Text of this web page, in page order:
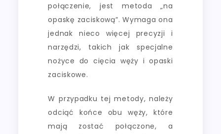
połączenie, jest metoda „na
opaskę zaciskową”. Wymaga ona
jednak nieco więcej precyzji i
narzędzi, takich jak specjalne
nożyce do cięcia węży i opaski
zaciskowe.
W przypadku tej metody, należy
odciąć końce obu węży, które
mają zostać połączone, a